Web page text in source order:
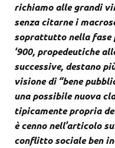
richiamo alle grandi
senza citarne i
soprattutto nella fase
‘900, propedeutiche
successive, destano
visione di “bene
una possibile nuova
tipicamente propria
è cenno nell’articolo
conflitto sociale ben